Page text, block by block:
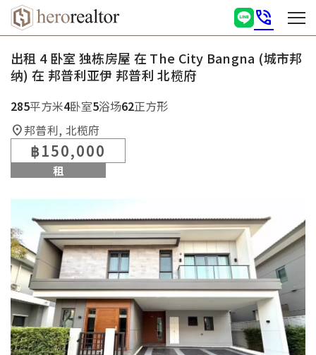
phone_in_talk
出租 4 卧室 独栋房屋 在 The City Bangna (城市邦
纳) 在 邦普利亚伊 邦普利 北榄府
285平方米4卧室5浴场62正方形
location_on邦普利, 北榄府
฿150,000
租